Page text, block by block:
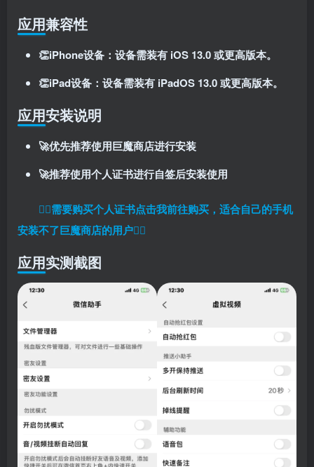
应用兼容性
👏iPhone设备：设备需装有 iOS 13.0 或更高版本。
👏iPad设备：设备需装有 iPadOS 13.0 或更高版本。
应用安装说明
🚀优先推荐使用巨魔商店进行安装
🚀推荐使用个人证书进行自签后安装使用
👉🏼需要购买个人证书点击我前往购买，适合自己的手机
安装不了巨魔商店的用户👈🏼
应用实测截图